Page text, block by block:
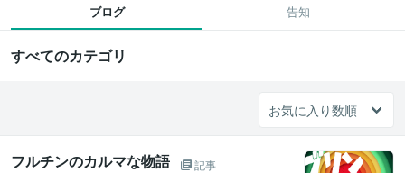
ブログ 告知
すべてのカテゴリ
フルチンのカルマな物語
記事